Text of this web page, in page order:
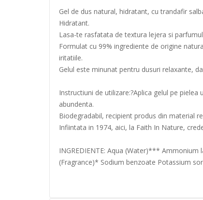
Gel de dus natural, hidratant, cu trandafir
Hidratant.
Lasa-te rasfatata de textura lejera si
Formulat cu 99% ingrediente de origine
iritatiile.
Gelul este minunat pentru dusuri relaxante,
Instructiuni de utilizare:?Aplica gelul pe
abundenta.
Biodegradabil, recipient produs din material
Infiintata in 1974, aici, la Faith In Nature,
INGREDIENTE: Aqua (Water)***
(Fragrance)* Sodium benzoate Potassium